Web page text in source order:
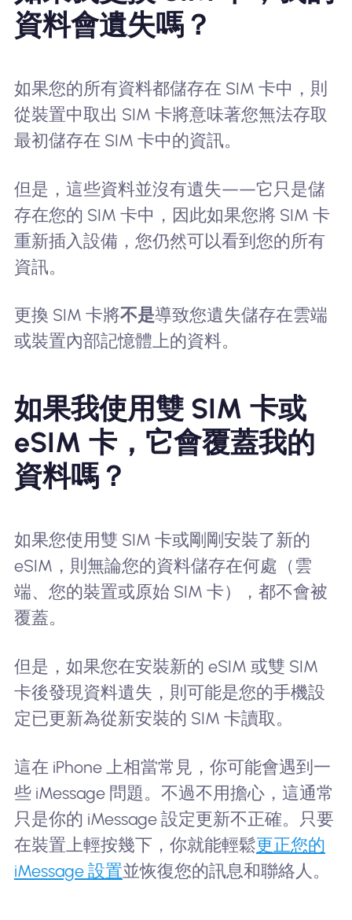
資料會遺失嗎？
如果您的所有資料都儲存在 SIM 卡中，則
從裝置中取出 SIM 卡將意味著您無法存取
最初儲存在 SIM 卡中的資訊。
但是，這些資料並沒有遺失——它只是儲
存在您的 SIM 卡中，因此如果您將 SIM 卡
重新插入設備，您仍然可以看到您的所有
資訊。
更換 SIM 卡將不是導致您遺失儲存在雲端
或裝置內部記憶體上的資料。
如果我使用雙 SIM 卡或
eSIM 卡，它會覆蓋我的
資料嗎？
如果您使用雙 SIM 卡或剛剛安裝了新的
eSIM，則無論您的資料儲存在何處（雲
端、您的裝置或原始 SIM 卡），都不會被
覆蓋。
但是，如果您在安裝新的 eSIM 或雙 SIM
卡後發現資料遺失，則可能是您的手機設
定已更新為從新安裝的 SIM 卡讀取。
這在 iPhone 上相當常見，你可能會遇到一
些 iMessage 問題。不過不用擔心，這通常
只是你的 iMessage 設定更新不正確。只要
在裝置上輕按幾下，你就能輕鬆更正您的
iMessage 設置並恢復您的訊息和聯絡人。